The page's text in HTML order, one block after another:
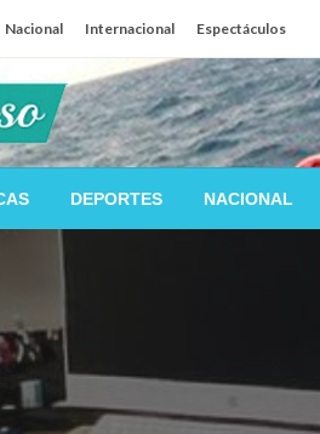
Nacional Internacional Espectáculos
DEPORTES NACIONAL